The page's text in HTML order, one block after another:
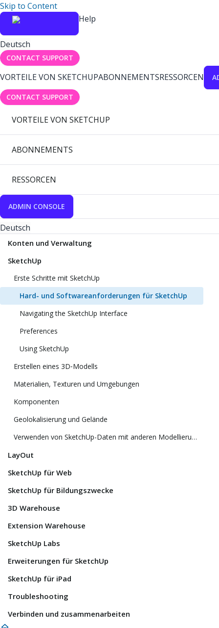
Skip to Content
Help
Deutsch
CONTACT SUPPORT
VORTEILE VON SKETCHUPABONNEMENTSRESSORCEN
CONTACT SUPPORT
VORTEILE VON SKETCHUP
ABONNEMENTS
RESSORCEN
ADMIN CONSOLE
Deutsch
Konten und Verwaltung
SketchUp
Erste Schritte mit SketchUp
Hard- und Softwareanforderungen für SketchUp
Navigating the SketchUp Interface
Preferences
Using SketchUp
Erstellen eines 3D‑Modells
Materialien, Texturen und Umgebungen
Komponenten
Geolokalisierung und Gelände
Verwenden von SketchUp-Daten mit anderen Modellierungsprogrammen oder Tools
LayOut
SketchUp für Web
SketchUp für Bildungszwecke
3D Warehouse
Extension Warehouse
SketchUp Labs
Erweiterungen für SketchUp
SketchUp für iPad
Troubleshooting
Verbinden und zusammenarbeiten